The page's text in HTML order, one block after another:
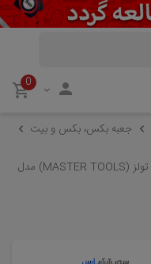
0
جعبه بکس، بکس و بیت
جعبه بکس 8 پارچه آلن بکسی ستاره ای مستر تولز (MASTER TOOLS) مدل